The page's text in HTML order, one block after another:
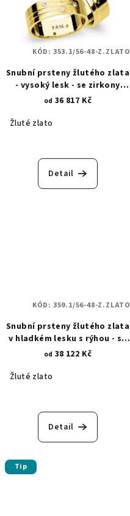
Snubní prsteny žlutého zlata
- vysoký lesk - se zirkony
353.1
od 36 817 Kč
Žluté zlato
Detail
KÓD: 353.1/56-48-Z.ZLATO
Snubní prsteny žlutého zlata
v hladkém lesku s rýhou - se
zirkony 359.1
od 38 122 Kč
Žluté zlato
Detail
KÓD: 359.1/56-48-Z.ZLATO
Tip